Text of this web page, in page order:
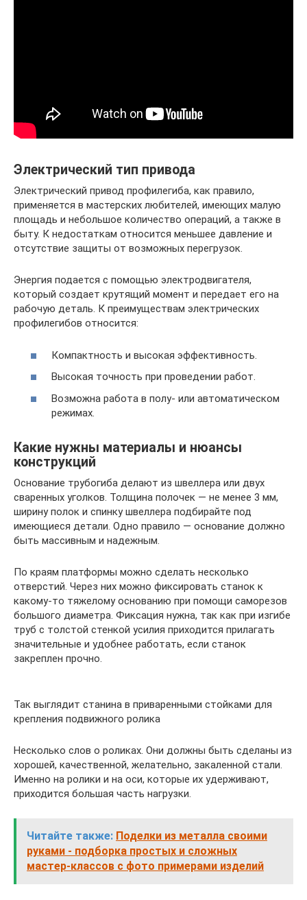
Электрический тип привода
Электрический привод профилегиба, как правило,
применяется в мастерских любителей, имеющих малую
площадь и небольшое количество операций, а также в
быту. К недостаткам относится меньшее давление и
отсутствие защиты от возможных перегрузок.
Энергия подается с помощью электродвигателя,
который создает крутящий момент и передает его на
рабочую деталь. К преимуществам электрических
профилегибов относится:
Компактность и высокая эффективность.
Высокая точность при проведении работ.
Возможна работа в полу- или автоматическом
режимах.
Какие нужны материалы и нюансы
конструкций
Основание трубогиба делают из швеллера или двух
сваренных уголков. Толщина полочек — не менее 3 мм,
ширину полок и спинку швеллера подбирайте под
имеющиеся детали. Одно правило — основание должно
быть массивным и надежным.
По краям платформы можно сделать несколько
отверстий. Через них можно фиксировать станок к
какому-то тяжелому основанию при помощи саморезов
большого диаметра. Фиксация нужна, так как при изгибе
труб с толстой стенкой усилия приходится прилагать
значительные и удобнее работать, если станок
закреплен прочно.
Так выглядит станина в приваренными стойками для
крепления подвижного ролика
Несколько слов о роликах. Они должны быть сделаны из
хорошей, качественной, желательно, закаленной стали.
Именно на ролики и на оси, которые их удерживают,
приходится большая часть нагрузки.
Читайте также: Поделки из металла своими
руками - подборка простых и сложных
мастер-классов с фото примерами изделий